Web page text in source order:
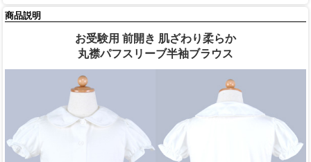
商品説明
お受験用 前開き 肌ざわり柔らか
丸襟パフスリーブ半袖ブラウス